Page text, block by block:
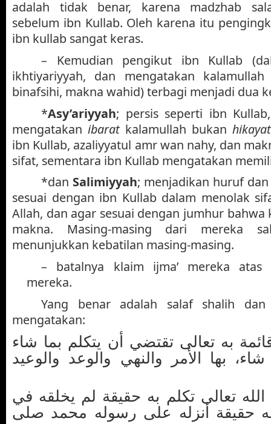
adalah tidak benar, karena madzhab
sebelum ibn Kullab. Oleh karena itu
ibn kullab sangat keras.
– Kemudian pengikut ibn Kullab
ikhtiyariyyah, dan mengatakan
binafsihi, makna wahid) terbagi menjadi dua
*Asy’ariyyah; persis seperti ibn
mengatakan ibarat kalamullah bukan hikayat
ibn Kullab, azaliyyatul amr wan nahy, dan
sifat, sementara ibn Kullab mengatakan
*dan Salimiyyah; menjadikan huruf
sesuai dengan ibn Kullab dalam menolak
Allah, dan agar sesuai dengan jumhur bahwa
makna. Masing-masing dari mereka
menunjukkan kebatilan masing-masing.
– batalnya klaim ijma’ mereka atas
mereka.
Yang benar adalah salaf shalih dan
mengatakan:
به تعالى تقتضي أن يتكلم بما شاء
بها الأمر والنهي والوعد والوعيد
الله تعالى تكلم به حقيقة لم يخلقه في
حقيقة أنزله على رسوله محمد صلى